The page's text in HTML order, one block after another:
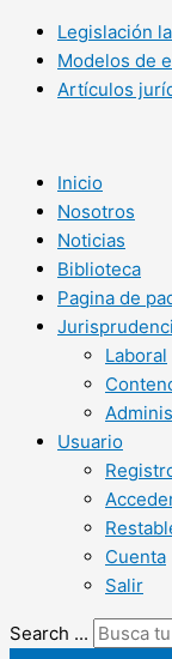
Legislación
Modelos de
Artículos
Inicio
Nosotros
Noticias
Biblioteca
Pagina de
Laboral
Usuario
Cuenta
Salir
Search ...